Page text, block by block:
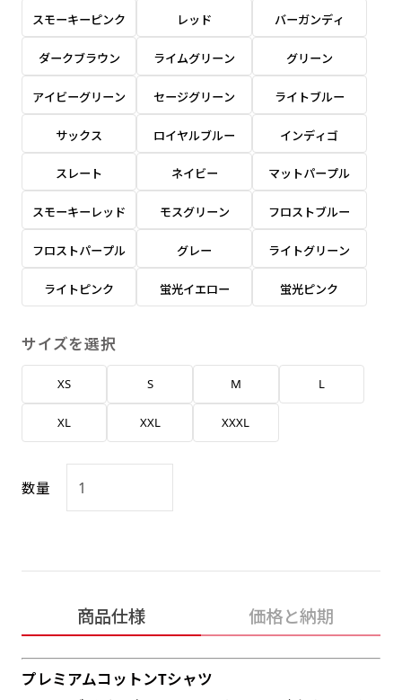
スモーキーピンク レッド バーガンディ
ダークブラウン ライムグリーン グリーン
アイビーグリーン セージグリーン ライトブルー
サックス ロイヤルブルー インディゴ
スレート ネイビー マットパープル
スモーキーレッド モスグリーン フロストブルー
フロストパープル グレー ライトグリーン
ライトピンク 蛍光イエロー 蛍光ピンク
サイズを選択
XS S M L
XL XXL XXXL
数量
商品仕様 価格と納期
プレミアムコットンTシャツ
ご購入時の案内にそって、デザイン画のファ
イルまたは、文章でお知らせください。
文字だけのぼり［ +1,298円 ］
ご購入時の案内に沿って、文字をご指定くだ
さい。
文字だけのぼり（要画像確認）［ +1,598円
］
弊社よりJPG画像をお送りします。ご確認のお
返事を頂いたあとに製作開始いたします。
弊社よりJPG画像をお送りします。ご確認のお
返事を頂いたあとに製作開始いたします。
ロゴ有り名入れ［ +1,498円］
ご購入時の案内にそって、デザイン画のファ
ロゴ有り名入れ（要画像確認）［ +1,798
円］
弊社よりJPG画像をお送りします。ご確認のお
返事を頂いたあとに製作開始いたします。
デザインアレンジ［ +2,498円 ］
デザインの色や文字等が変更いただけます。
コンパクト(45x150)
あまり一般的でないサイズですが最近、注文が増
えてきました。
コンビニさんなどで多いです。 お店の外観の邪魔
になりづらく、狭い範囲で沢山飾れます。
ハーフ(30x90)
店内用です。お客さんの歩行や陳列した商品の邪
ールが必要です。
います。レジカウンターや商品棚にぴったりで
コンパクト(150x45)
あまり一般的でないサイズですが最近、注文が増
えてきました。
コンビニさんなどで多いです。 お店の外観の邪魔
になりづらく、狭い範囲で沢山飾れます。
ハーフ(90x30)
店内用です。お客さんの歩行や陳列した商品の邪
ールが必要です。
います。レジカウンターや商品棚にぴったりで
タペストリー
加工
※パイプ紐付き
その他
※備考欄に要望をお書きください
Aバナー用チチ
（上2下2）
※備考欄に要望をお書きください